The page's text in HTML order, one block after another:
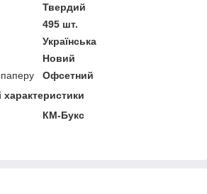
Твердий
495 шт.
Українська
Новий
паперу
Офсетний
КМ-Букс